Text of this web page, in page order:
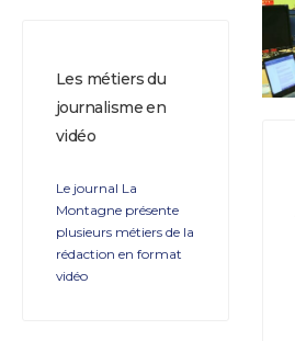
Les métiers du
journalisme en
vidéo
Le journal La
Montagne présente
plusieurs métiers de la
rédaction en format
vidéo